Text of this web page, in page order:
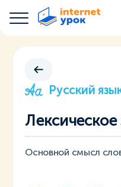
Русский
Лексическое
Основной смысл